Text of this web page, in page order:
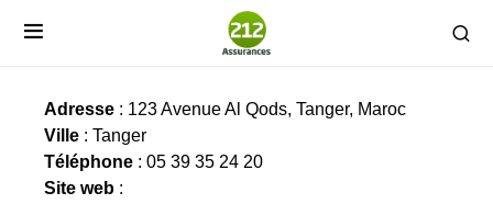
C.M. ASSURANCE CONSEIL
Adresse : 123 Avenue Al Qods, Tanger, Maroc
Ville : Tanger
Téléphone : 05 39 35 24 20
Site web :